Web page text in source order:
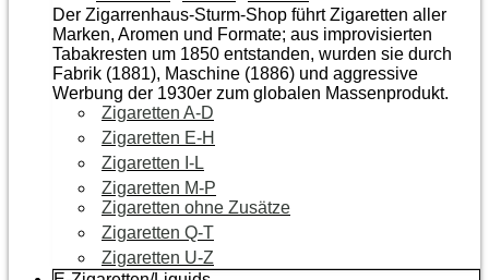
Der Zigarrenhaus-Sturm-Shop führt Zigaretten aller
Marken, Aromen und Formate; aus improvisierten
Tabakresten um 1850 entstanden, wurden sie durch
Fabrik (1881), Maschine (1886) und aggressive
Werbung der 1930er zum globalen Massenprodukt.
Zigaretten A-D
Zigaretten E-H
Zigaretten I-L
Zigaretten M-P
Zigaretten ohne Zusätze
Zigaretten Q-T
Zigaretten U-Z